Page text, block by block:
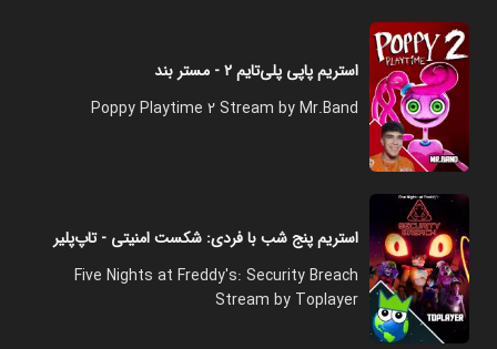
استریم پاپی پلی‌تایم ۲ - مستر بند
Poppy Playtime 2 Stream by Mr.Band
استریم پنج شب با فردی: شکست امنیتی - تاپ‌پلیر
Five Nights at Freddy's: Security Breach
Stream by Toplayer